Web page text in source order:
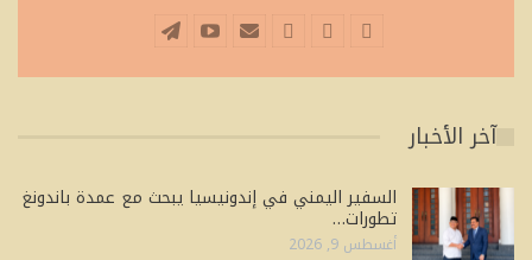
آخر الأخبار
السفير اليمني في إندونيسيا يبحث مع عمدة باندونغ
تطورات…
أغسطس 9, 2026